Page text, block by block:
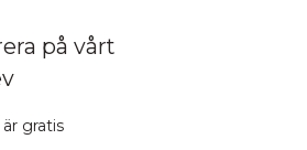
på vårt
gratis